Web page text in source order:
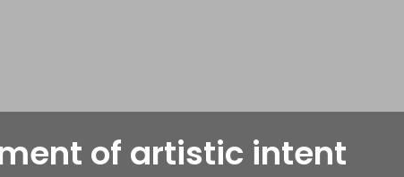
of artistic intent